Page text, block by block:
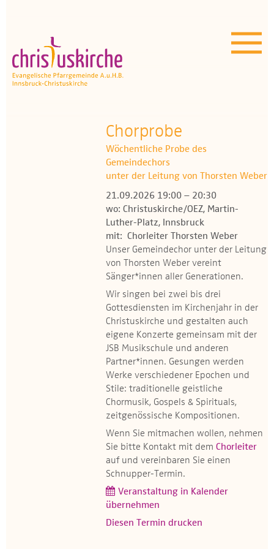
Unser Angebot
OEZ
Wissenswertes
Medien
Kontakt
Chorprobe
Wöchentliche Probe des
Gemeindechors
unter der Leitung von Thorsten Weber
21.09.2026 19:00 – 20:30
wo: Christuskirche/OEZ, Martin-
Luther-Platz, Innsbruck
mit: Chorleiter Thorsten Weber
Unser Gemeindechor unter der Leitung
von Thorsten Weber vereint
Sänger*innen aller Generationen.
Wir singen bei zwei bis drei
Gottesdiensten im Kirchenjahr in der
Christuskirche und gestalten auch
eigene Konzerte gemeinsam mit der
JSB Musikschule und anderen
Partner*innen. Gesungen werden
Werke verschiedener Epochen und
Stile: traditionelle geistliche
Chormusik, Gospels & Spirituals,
zeitgenössische Kompositionen.
Wenn Sie mitmachen wollen, nehmen
Sie bitte Kontakt mit dem Chorleiter
auf und vereinbaren Sie einen
Schnupper-Termin.
Veranstaltung in Kalender
übernehmen
Diesen Termin drucken